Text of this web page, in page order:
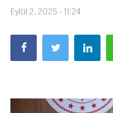
Spor
Gündem
Eylül 2, 2025 - 11:24